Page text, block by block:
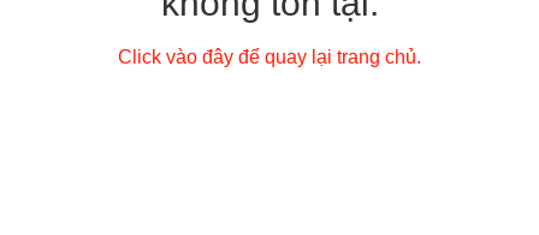
Click vào đây để quay lại trang chủ.